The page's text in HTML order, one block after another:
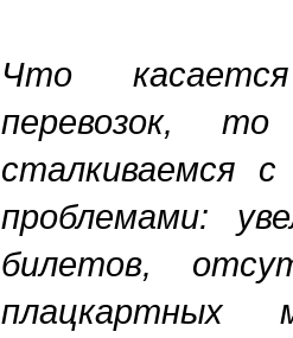
Что касается
перевозок,
сталкиваемся
проблемами:
билетов,